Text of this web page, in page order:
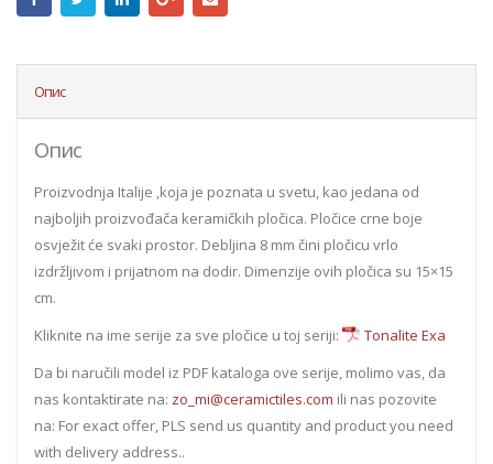
Опис
Опис
Proizvodnja Italije ,koja je poznata u svetu, kao jedana od
najboljih proizvođača keramičkih pločica. Pločice crne boje
osvježit će svaki prostor. Debljina 8 mm čini pločicu vrlo
izdržljivom i prijatnom na dodir. Dimenzije ovih pločica su 15×15
cm.
Kliknite na ime serije za sve pločice u toj seriji:
Tonalite Exa
Da bi naručili model iz PDF kataloga ove serije, molimo vas, da
nas kontaktirate na: zo_mi@ceramictiles.com ili nas pozovite
na: For exact offer, PLS send us quantity and product you need
with delivery address..